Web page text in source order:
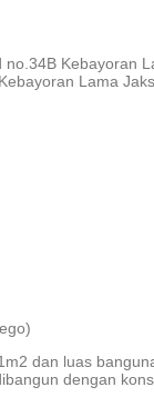
Kebayoran
Lama
dan luas
dengan